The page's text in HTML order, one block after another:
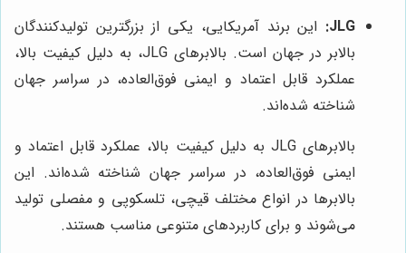
JLG: این برند آمریکایی، یکی از بزرگترین تولیدکنندگان
بالابر در جهان است. بالابرهای JLG، به دلیل کیفیت بالا،
عملکرد قابل اعتماد و ایمنی فوق‌العاده، در سراسر جهان
شناخته شده‌اند.
بالابرهای JLG به دلیل کیفیت بالا، عملکرد قابل اعتماد و
ایمنی فوق‌العاده، در سراسر جهان شناخته شده‌اند. این
بالابرها در انواع مختلف قیچی، تلسکوپی و مفصلی تولید
می‌شوند و برای کاربردهای متنوعی مناسب هستند.